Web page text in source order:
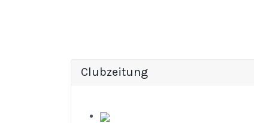
Clubzeitung